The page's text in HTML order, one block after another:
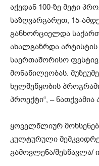
აქედან 100-ზე მეტი
საზღვარგარეთ, 15-
განხორციელდა
ახალგაზრდა არტისტის
საერთაშორისო
მონაწილეობას.
ხელშეწყობის
პროექტი“, – ნათქვამია
ყოველწლიურ
კულტურული
გამოვლენა/შესწავლა/